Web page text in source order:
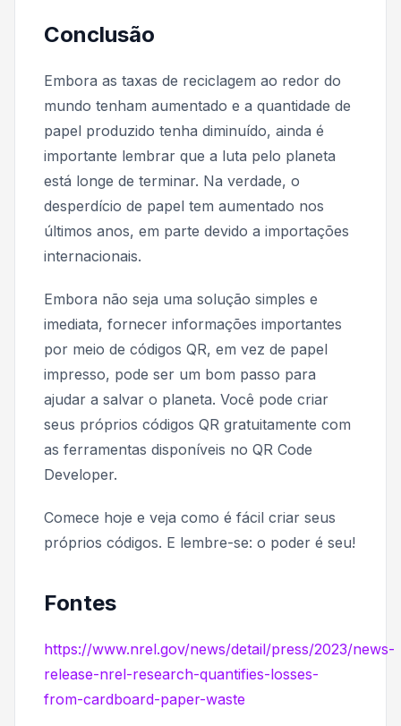
Conclusão
Embora as taxas de reciclagem ao redor do
mundo tenham aumentado e a quantidade de
papel produzido tenha diminuído, ainda é
importante lembrar que a luta pelo planeta
está longe de terminar. Na verdade, o
desperdício de papel tem aumentado nos
últimos anos, em parte devido a importações
internacionais.
Embora não seja uma solução simples e
imediata, fornecer informações importantes
por meio de códigos QR, em vez de papel
impresso, pode ser um bom passo para
ajudar a salvar o planeta. Você pode criar
seus próprios códigos QR gratuitamente com
as ferramentas disponíveis no QR Code
Developer.
Comece hoje e veja como é fácil criar seus
próprios códigos. E lembre-se: o poder é seu!
Fontes
https://www.nrel.gov/news/detail/press/2023/news-
release-nrel-research-quantifies-losses-
from-cardboard-paper-waste